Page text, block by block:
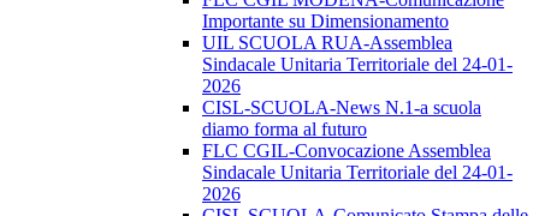
Importante su Dimensionamento
UIL SCUOLA RUA-Assemblea
Sindacale Unitaria Territoriale del 24-01-
2026
CISL-SCUOLA-News N.1-a scuola
diamo forma al futuro
FLC CGIL-Convocazione Assemblea
Sindacale Unitaria Territoriale del 24-01-
2026